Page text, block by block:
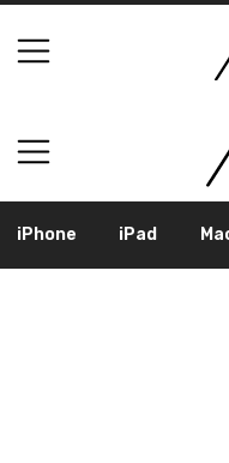
iPhone